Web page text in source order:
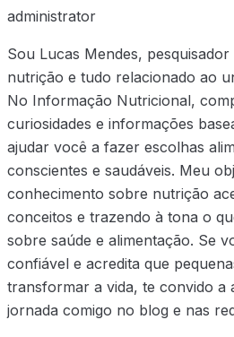
administrator
Sou Lucas Mendes,
nutrição e tudo relacionado ao
No Informação Nutricional,
curiosidades e informações
ajudar você a fazer escolhas
conscientes e saudáveis. Meu
conhecimento sobre nutrição
conceitos e trazendo à tona o
sobre saúde e alimentação. Se
confiável e acredita que
transformar a vida, te convido a
jornada comigo no blog e nas